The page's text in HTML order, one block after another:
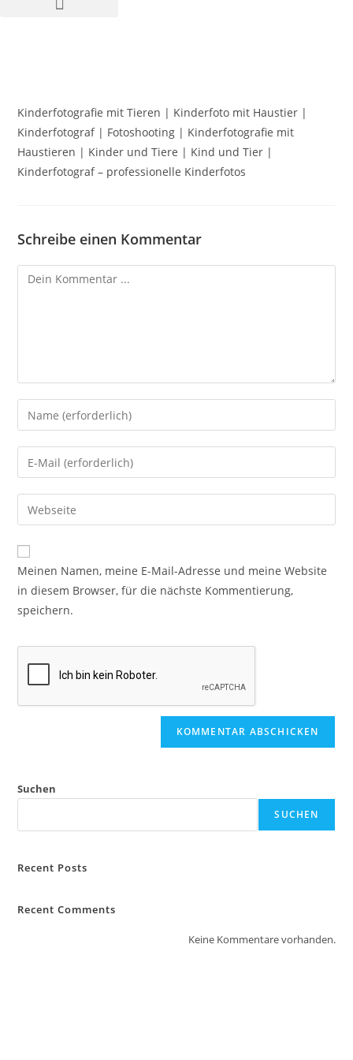
Kinderfotografie mit Tieren | Kinderfoto mit Haustier |
Kinderfotograf | Fotoshooting | Kinderfotografie mit
Haustieren | Kinder und Tiere | Kind und Tier |
Kinderfotograf – professionelle Kinderfotos
Schreibe einen Kommentar
Meinen Namen, meine E-Mail-Adresse und meine Website
in diesem Browser, für die nächste Kommentierung,
speichern.
Suchen
SUCHEN
Recent Posts
Recent Comments
Keine Kommentare vorhanden.